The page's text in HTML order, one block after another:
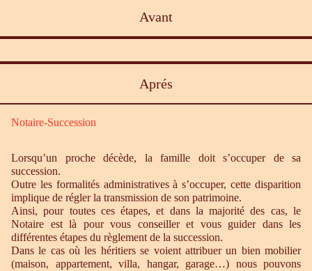
Avant
Aprés
Notaire-Succession
Lorsqu’un proche décède, la famille doit s’occuper de sa
succession.
Outre les formalités administratives à s’occuper, cette disparition
implique de régler la transmission de son patrimoine.
Ainsi, pour toutes ces étapes, et dans la majorité des cas, le
Notaire est là pour vous conseiller et vous guider dans les
différentes étapes du règlement de la succession.
Dans le cas où les héritiers se voient attribuer un bien mobilier
(maison, appartement, villa, hangar, garage…) nous pouvons